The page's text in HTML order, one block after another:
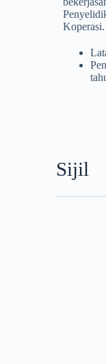
Koperasi.
Sijil